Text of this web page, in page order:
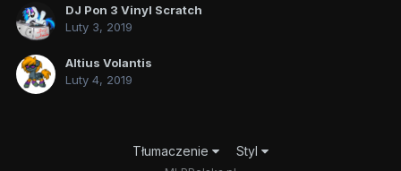
DJ Pon 3 Vinyl Scratch
Luty 3, 2019
Altius Volantis
Luty 4, 2019
Tłumaczenie Styl